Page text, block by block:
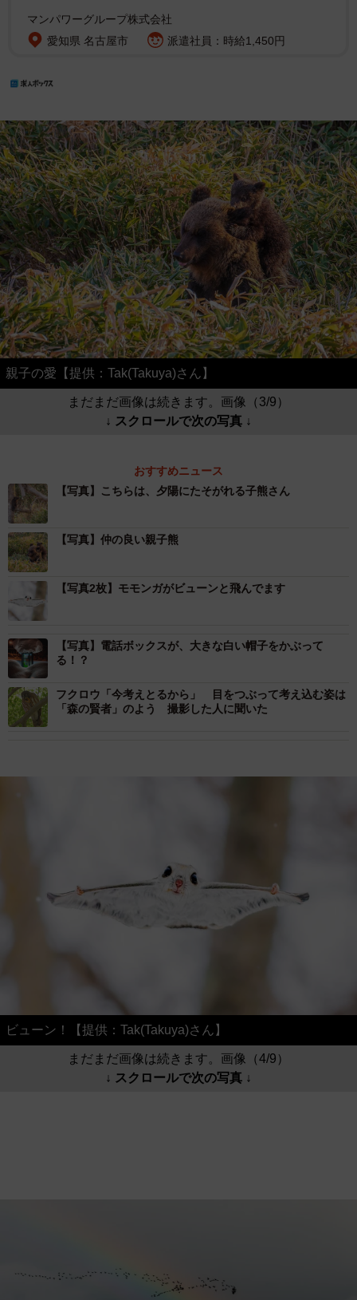
マンパワーグループ株式会社
愛知県 名古屋市
派遣社員：時給1,450円
親子の愛【提供：Tak(Takuya)さん】
まだまだ画像は続きます。画像（3/9）
↓ スクロールで次の写真 ↓
おすすめニュース
【写真】こちらは、夕陽にたそがれる子熊さん
【写真】仲の良い親子熊
【写真2枚】モモンガがビューンと飛んでます
【写真】電話ボックスが、大きな白い帽子をかぶって
る！？
フクロウ「今考えとるから」 目をつぶって考え込む姿は
「森の賢者」のよう 撮影した人に聞いた
ビューン！【提供：Tak(Takuya)さん】
まだまだ画像は続きます。画像（4/9）
↓ スクロールで次の写真 ↓